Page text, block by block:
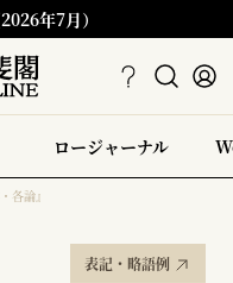
年7月）
ロージャーナル
各論』
表記・略語例